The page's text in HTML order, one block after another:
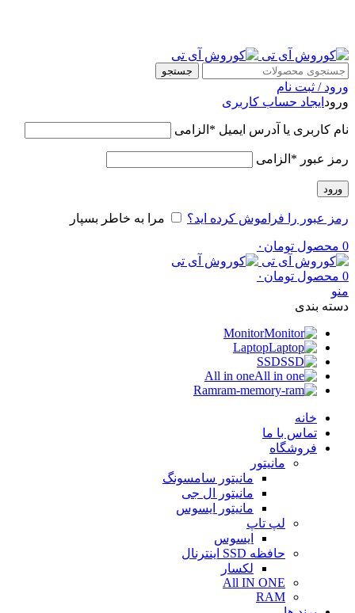
جستجو
ورود / ثبت نام
ورود ایجاد حساب کاربری
نام کاربری یا آدرس ایمیل * الزامی
رمز عبور * الزامی
ورود
رمز عبور را فراموش کرده اید؟ مرا به خاطر بسپار
0 محصول تومان ۰
0 محصول تومان ۰
منو
دسته بندی
Monitor
Laptop
SSD
All in one
Ram
خانه
تماس با ما
فروشگاه
مانیتور
مانیتور سامسونگ
مانیتور ال جی
مانیتور ایسوس
لپ تاپ
ایسوس
حافظه SSD اینترنال
لکسار
All IN ONE
RAM